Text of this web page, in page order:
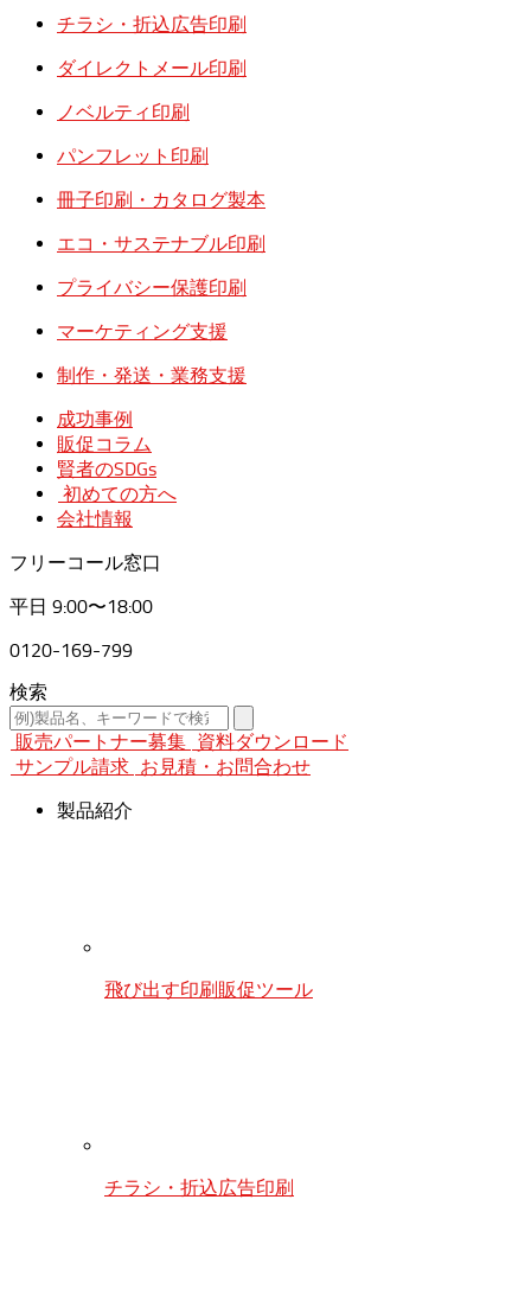
チラシ・折込広告印刷
ダイレクトメール印刷
ノベルティ印刷
パンフレット印刷
冊子印刷・カタログ製本
エコ・サステナブル印刷
プライバシー保護印刷
マーケティング支援
制作・発送・業務支援
成功事例
販促コラム
賢者のSDGs
初めての方へ
会社情報
フリーコール窓口
平日 9:00〜18:00
0120-169-799
検索
販売パートナー募集 資料ダウンロード
サンプル請求 お見積・お問合わせ
製品紹介
飛び出す印刷販促ツール
チラシ・折込広告印刷